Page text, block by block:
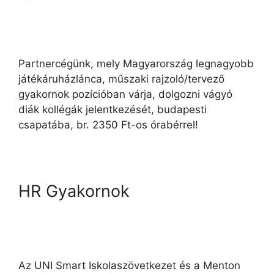
Partnercégünk, mely Magyarország legnagyobb
játékáruházlánca, műszaki rajzoló/tervező
gyakornok pozícióban várja, dolgozni vágyó
diák kollégák jelentkezését, budapesti
csapatába, br. 2350 Ft-os órabérrel!
HR Gyakornok
Az UNI Smart Iskolaszövetkezet és a Menton